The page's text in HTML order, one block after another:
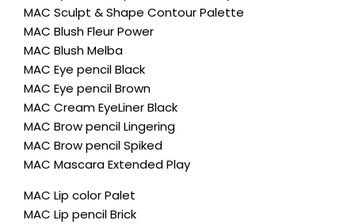
MAC Sculpt & Shape Contour Palette
MAC Blush Fleur Power
MAC Blush Melba
MAC Eye pencil Black
MAC Eye pencil Brown
MAC Cream EyeLiner Black
MAC Brow pencil Lingering
MAC Brow pencil Spiked
MAC Mascara Extended Play
MAC Lip color Palet
MAC Lip pencil Brick